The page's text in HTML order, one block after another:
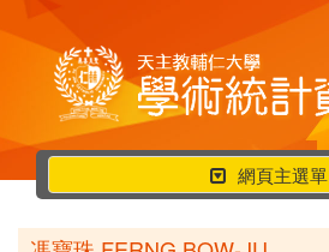
行
動
選
網頁主選單